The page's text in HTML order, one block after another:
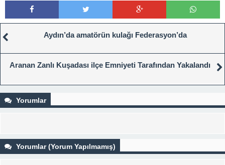
Aydın’da amatörün kulağı Federasyon’da
Aranan Zanlı Kuşadası ilçe Emniyeti Tarafından Yakalandı
Yorumlar
Yorumlar (Yorum Yapılmamış)